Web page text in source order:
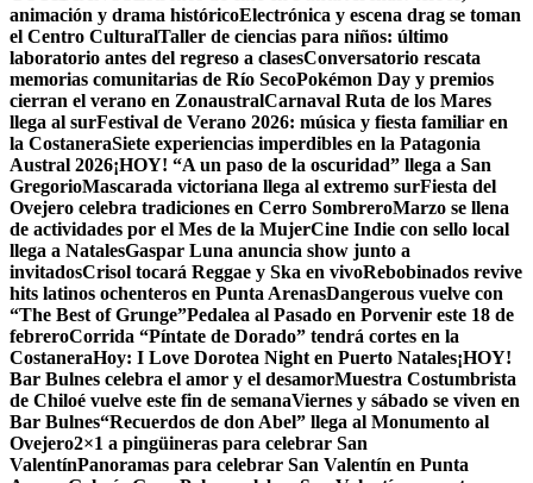
animación y drama históricoElectrónica y escena drag se toman
el Centro CulturalTaller de ciencias para niños: último
laboratorio antes del regreso a clasesConversatorio rescata
memorias comunitarias de Río SecoPokémon Day y premios
cierran el verano en ZonaustralCarnaval Ruta de los Mares
llega al surFestival de Verano 2026: música y fiesta familiar en
la CostaneraSiete experiencias imperdibles en la Patagonia
Austral 2026¡HOY! “A un paso de la oscuridad” llega a San
GregorioMascarada victoriana llega al extremo surFiesta del
Ovejero celebra tradiciones en Cerro SombreroMarzo se llena
de actividades por el Mes de la MujerCine Indie con sello local
llega a NatalesGaspar Luna anuncia show junto a
invitadosCrisol tocará Reggae y Ska en vivoRebobinados revive
hits latinos ochenteros en Punta ArenasDangerous vuelve con
“The Best of Grunge”Pedalea al Pasado en Porvenir este 18 de
febreroCorrida “Píntate de Dorado” tendrá cortes en la
CostaneraHoy: I Love Dorotea Night en Puerto Natales¡HOY!
Bar Bulnes celebra el amor y el desamorMuestra Costumbrista
de Chiloé vuelve este fin de semanaViernes y sábado se viven en
Bar Bulnes“Recuerdos de don Abel” llega al Monumento al
Ovejero2×1 a pingüineras para celebrar San
ValentínPanoramas para celebrar San Valentín en Punta